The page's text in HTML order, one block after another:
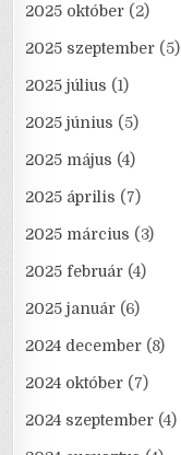
2025 október (2)
2025 szeptember (5)
2025 július (1)
2025 június (5)
2025 május (4)
2025 április (7)
2025 március (3)
2025 február (4)
2025 január (6)
2024 december (8)
2024 október (7)
2024 szeptember (4)